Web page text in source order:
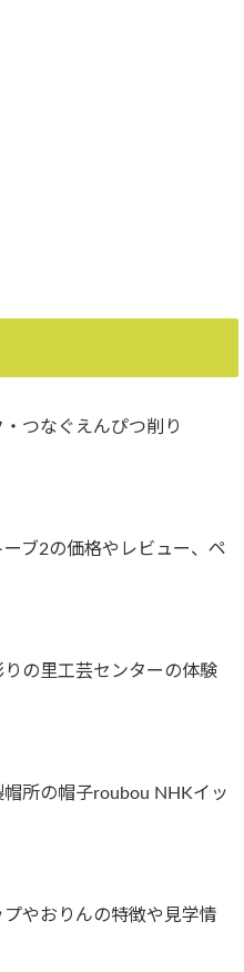
つなぐえんぴつ削り
ブ2の価格やレビュー、ペ
の里工芸センターの体験
所の帽子roubou NHKイッ
やおりんの特徴や見学情